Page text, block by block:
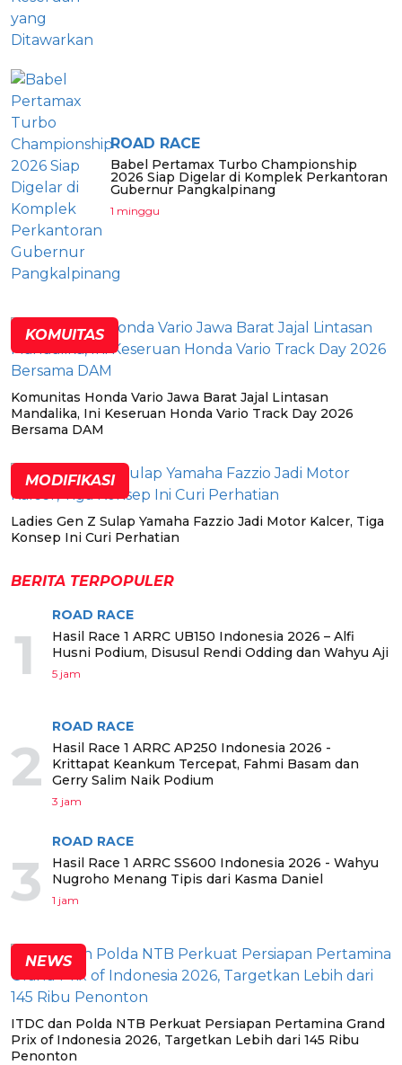
ROAD RACE
Babel Pertamax Turbo Championship
2026 Siap Digelar di Komplek Perkantoran
Gubernur Pangkalpinang
1 minggu
KOMUITAS
Komunitas Honda Vario Jawa Barat Jajal Lintasan
Mandalika, Ini Keseruan Honda Vario Track Day 2026
Bersama DAM
MODIFIKASI
Ladies Gen Z Sulap Yamaha Fazzio Jadi Motor Kalcer, Tiga
Konsep Ini Curi Perhatian
BERITA TERPOPULER
1
ROAD RACE
Hasil Race 1 ARRC UB150 Indonesia 2026 – Alfi
Husni Podium, Disusul Rendi Odding dan Wahyu Aji
5 jam
2
ROAD RACE
Hasil Race 1 ARRC AP250 Indonesia 2026 -
Krittapat Keankum Tercepat, Fahmi Basam dan
Gerry Salim Naik Podium
3 jam
3
ROAD RACE
Hasil Race 1 ARRC SS600 Indonesia 2026 - Wahyu
Nugroho Menang Tipis dari Kasma Daniel
1 jam
NEWS
ITDC dan Polda NTB Perkuat Persiapan Pertamina Grand
Prix of Indonesia 2026, Targetkan Lebih dari 145 Ribu
Penonton